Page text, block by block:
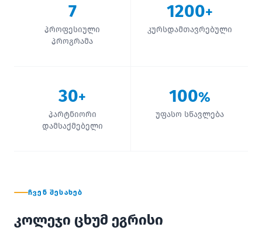
7
პროფესიული
პროგრამა
1200+
კურსდამთავრებული
30+
პარტნიორი
დამსაქმებელი
100%
უფასო სწავლება
ᲩᲕᲔᲜ ᲨᲔᲡᲐᲮᲔᲑ
კოლეჯი ცხუმ ეგრისი